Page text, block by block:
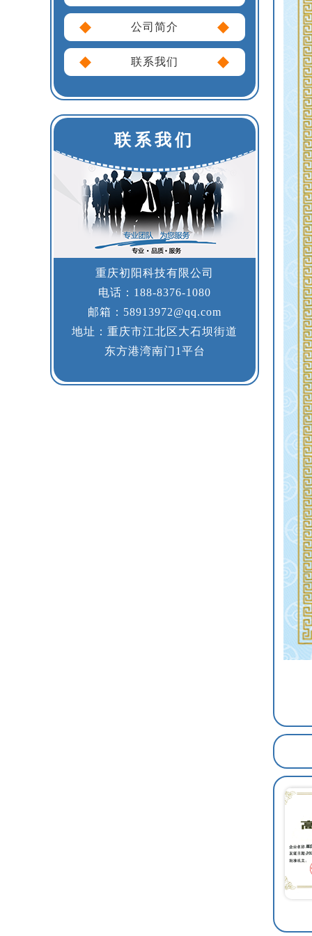
公司简介
联系我们
联系我们
重庆初阳科技有限公司
电话：188-8376-1080
邮箱：58913972@qq.com
地址：重庆市江北区大石坝街道
东方港湾南门1平台